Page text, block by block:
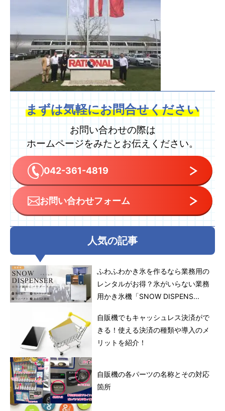
まずは気軽にお問合せください
お問い合わせの際は
ホームページをみたとお伝えください。
042-361-4819
お問い合わせフォーム
人気の記事
ふわふわかき氷を作るなら業務用の
レンタルがお得？氷がいらない業務
用かき氷機「SNOW DISPENS...
自販機でもキャッシュレス決済がで
きる！使える決済の種類や導入のメ
リットを紹介！
自販機の各パーツの名称とその対応
箇所